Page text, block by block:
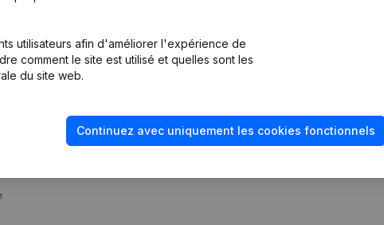
utilisateurs afin d'améliorer l'expérience de
comment le site est utilisé et quelles sont les
du site web.
Continuez avec uniquement les cookies fonctionnels
fraude
Consulter des comptes annuels
Vérification de la solvabilité